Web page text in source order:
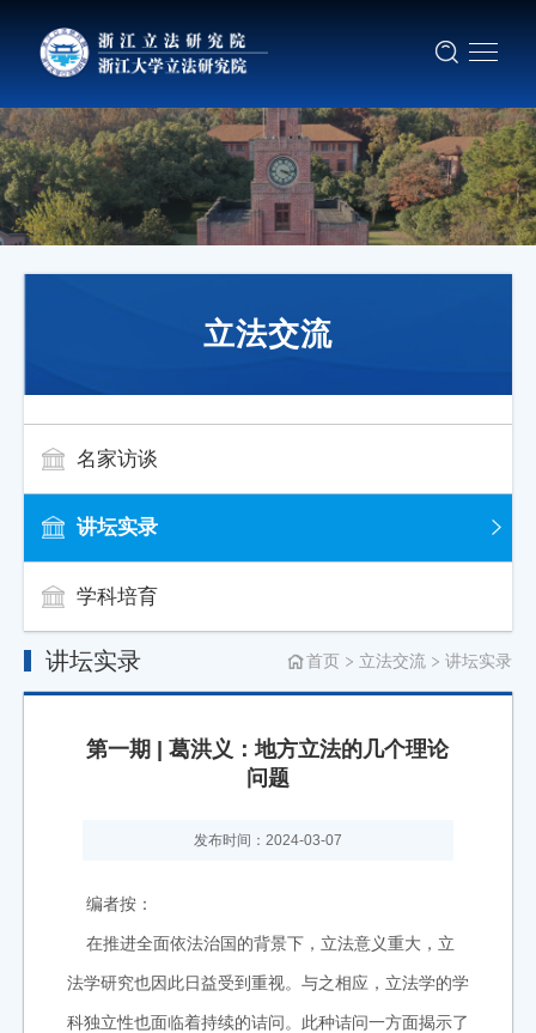
立法交流
名家访谈
讲坛实录
学科培育
讲坛实录 首页 立法交流 讲坛实录
第一期 | 葛洪义：地方立法的几个理论
问题
发布时间：2024-03-07
编者按：
在推进全面依法治国的背景下，立法意义重大，立
法学研究也因此日益受到重视。与之相应，立法学的学
科独立性也面临着持续的诘问。此种诘问一方面揭示了